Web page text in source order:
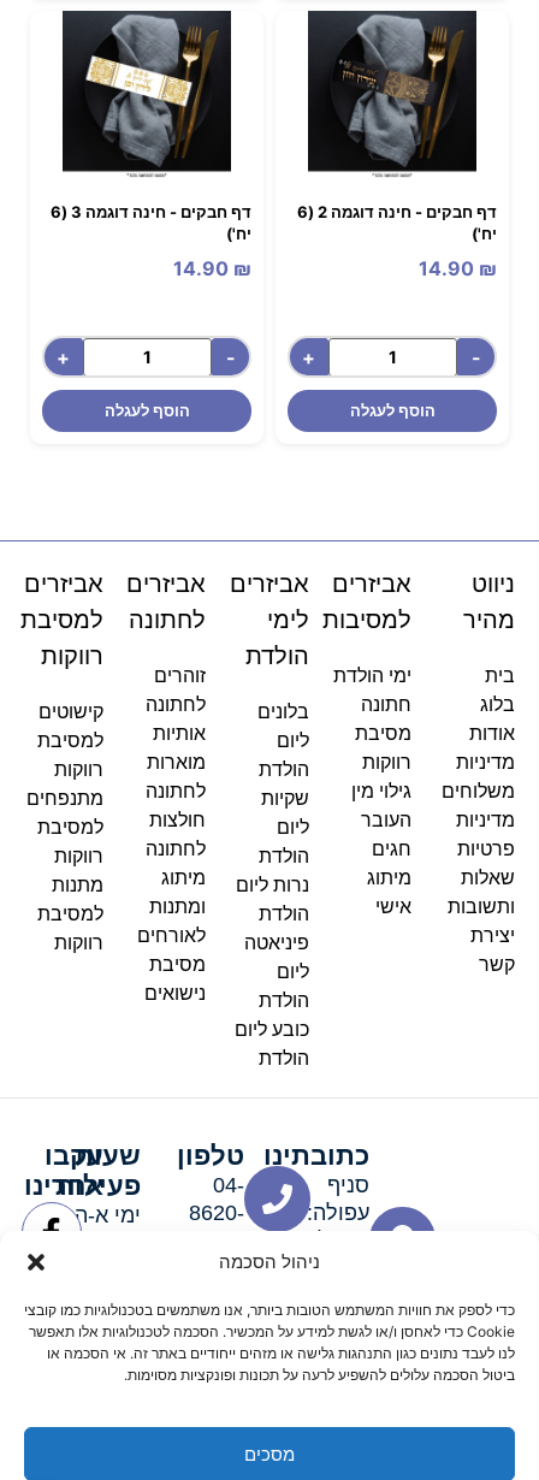
ניהול הסכמה
כדי לספק את חוויות המשתמש הטובות ביותר, אנו משתמשים בטכנולוגיות כמו קובצי
Cookie כדי לאחסן ו/או לגשת למידע על המכשיר. הסכמה לטכנולוגיות אלו תאפשר
לנו לעבד נתונים כגון התנהגות גלישה או מזהים ייחודיים באתר זה. אי הסכמה או
ביטול הסכמה עלולים להשפיע לרעה על תכונות ופונקציות מסוימות.
מסכים
דף חבקים - חינה דוגמה 2 (6
יח')
14.90 ₪
-
+
הוסף לעגלה
דף חבקים - חינה דוגמה 3 (6
יח')
14.90 ₪
-
+
הוסף לעגלה
ניווט
מהיר
בית
בלוג
אודות
מדיניות
משלוחים
מדיניות
פרטיות
שאלות
ותשובות
יצירת
קשר
אביזרים
למסיבות
ימי הולדת
חתונה
מסיבת
רווקות
גילוי מין
העובר
חגים
מיתוג
אישי
אביזרים
לימי
הולדת
בלונים
ליום
הולדת
שקיות
ליום
הולדת
נרות ליום
הולדת
פיניאטה
ליום
הולדת
כובע ליום
הולדת
אביזרים
לחתונה
זוהרים
לחתונה
אותיות
מוארות
לחתונה
חולצות
לחתונה
מיתוג
ומתנות
לאורחים
מסיבת
נישואים
אביזרים
למסיבת
רווקות
קישוטים
למסיבת
רווקות
מתנפחים
למסיבת
רווקות
מתנות
למסיבת
רווקות
כתובתינו
סניף
עפולה:
סניף מגדל
האלה 19
טלפון
04-
8620-
שעות
פעילות
ימי א-ה:
ימי שישי
וערבי חג:
8:30-
15:00
עקבו
אחרינו